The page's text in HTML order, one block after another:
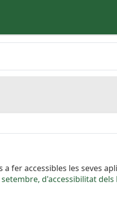
fer accessibles les seves
d'accessibilitat